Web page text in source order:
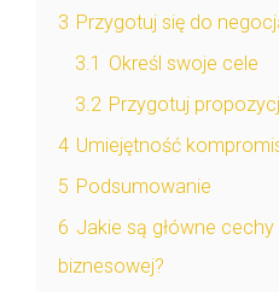
3 Przygotuj się do
3.1 Określ swoje cele
3.2 Przygotuj
4 Umiejętność
5 Podsumowanie
6 Jakie są główne
biznesowej?